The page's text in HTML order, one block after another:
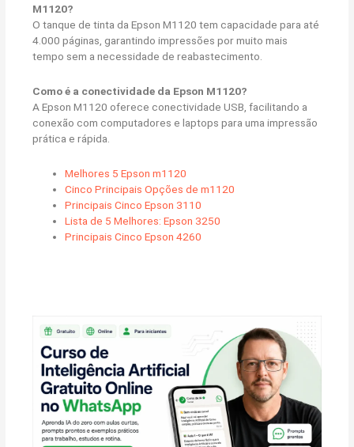
M1120?
O tanque de tinta da Epson M1120 tem capacidade para até
4.000 páginas, garantindo impressões por muito mais
tempo sem a necessidade de reabastecimento.
Como é a conectividade da Epson M1120?
A Epson M1120 oferece conectividade USB, facilitando a
conexão com computadores e laptops para uma impressão
prática e rápida.
Melhores 5 Epson m1120
Cinco Principais Opções de m1120
Principais Cinco Epson 3110
Lista de 5 Melhores: Epson 3250
Principais Cinco Epson 4260